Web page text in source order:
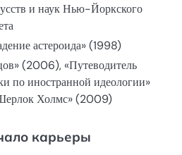
и наук Нью-Йоркского
астероида» (1998)
(2006), «Путеводитель
по иностранной идеологии»
Холмс» (2009)
карьеры